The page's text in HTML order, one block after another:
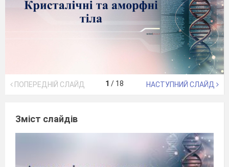
ПОПЕРЕДНІЙ СЛАЙД 1 / 18 НАСТУПНИЙ СЛАЙД
Зміст слайдів